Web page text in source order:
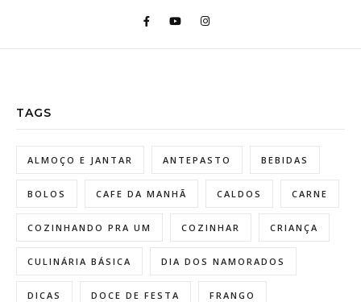
TAGS
ALMOÇO E JANTAR ANTEPASTO BEBIDAS
BOLOS CAFE DA MANHÃ CALDOS CARNE
COZINHANDO PRA UM COZINHAR CRIANÇA
CULINÁRIA BÁSICA DIA DOS NAMORADOS
DICAS DOCE DE FESTA FRANGO